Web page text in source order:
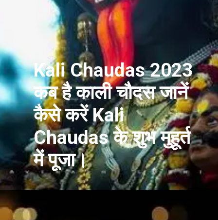
Kali Chaudas 2023
कब है काली चौदस जानें
कैसे करें Kali
Chaudas के शुभ मुहूर्त
में पूजा।